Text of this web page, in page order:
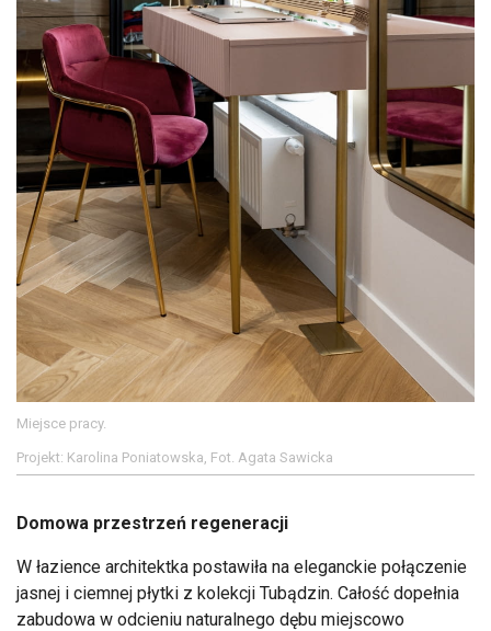
Miejsce pracy.
Projekt: Karolina Poniatowska, Fot. Agata Sawicka
Domowa przestrzeń regeneracji
W łazience architektka postawiła na eleganckie połączenie
jasnej i ciemnej płytki z kolekcji Tubądzin. Całość dopełnia
zabudowa w odcieniu naturalnego dębu miejscowo